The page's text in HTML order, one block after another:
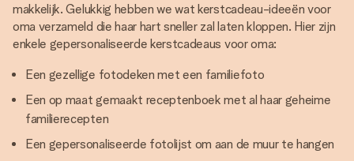
makkelijk. Gelukkig hebben we wat kerstcadeau-ideeën voor
oma verzameld die haar hart sneller zal laten kloppen. Hier zijn
enkele gepersonaliseerde kerstcadeaus voor oma:
Een gezellige fotodeken met een familiefoto
Een op maat gemaakt receptenboek met al haar geheime
familierecepten
Een gepersonaliseerde fotolijst om aan de muur te hangen